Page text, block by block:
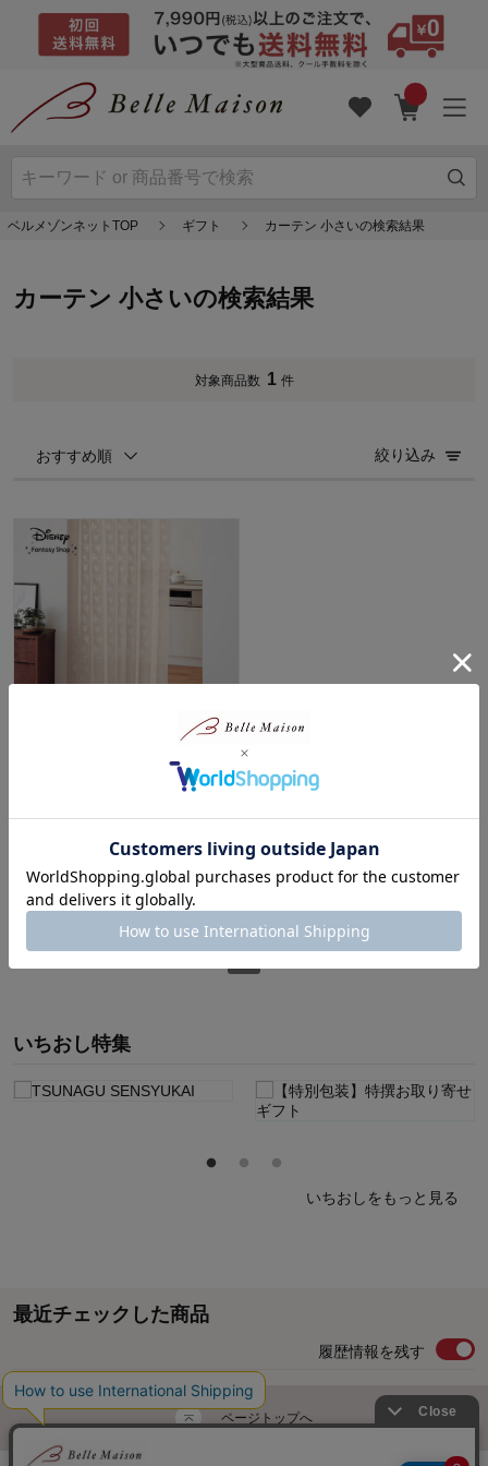
ベルメゾンネットTOP ギフト カーテン 小さいの検索結果
カーテン 小さいの検索結果
対象商品数 1 件
おすすめ順 絞り込み
じゃばらに折りたためるフリー
カット間仕切りロングカーテン
（税込）
(164)
いちおし特集
いちおしをもっと見る
最近チェックした商品
履歴情報を残す
ページトップへ